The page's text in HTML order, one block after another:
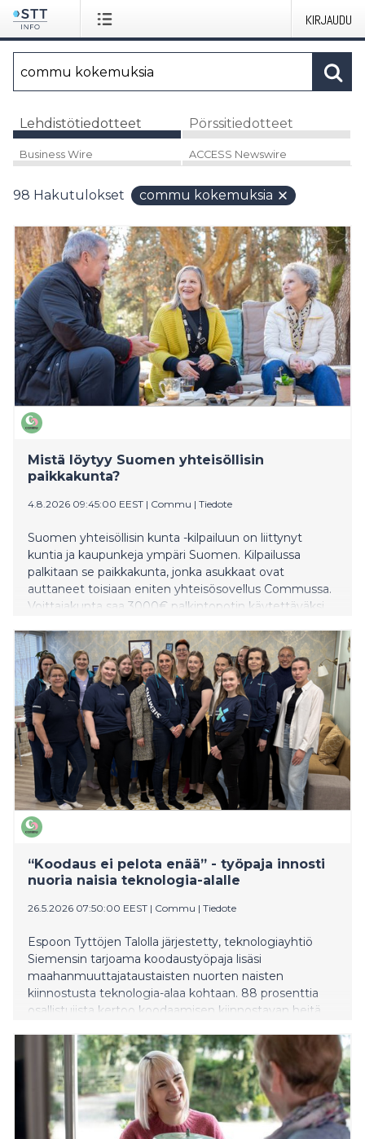
KIRJAUDU
Lehdistötiedotteet Pörssitiedotteet
Business Wire ACCESS Newswire
98 Hakutulokset commu kokemuksia
Mistä löytyy Suomen yhteisöllisin
paikkakunta?
4.8.2026 09:45:00 EEST | Commu | Tiedote
Suomen yhteisöllisin kunta -kilpailuun on liittynyt
kuntia ja kaupunkeja ympäri Suomen. Kilpailussa
palkitaan se paikkakunta, jonka asukkaat ovat
auttaneet toisiaan eniten yhteisösovellus Commussa.
Voittajakunta saa 3000€ palkintopotin käytettäväksi
yksinkertainen ajatus: yhteisöllisyys on yhteinen
vastuu, joka rakentuu arjen pienistä teoista.
“Koodaus ei pelota enää” - työpaja innosti
nuoria naisia teknologia-alalle
26.5.2026 07:50:00 EEST | Commu | Tiedote
Espoon Tyttöjen Talolla järjestetty, teknologiayhtiö
Siemensin tarjoama koodaustyöpaja lisäsi
maahanmuuttajataustaisten nuorten naisten
kiinnostusta teknologia-alaa kohtaan. 88 prosenttia
osallistujista kertoo koodaamisen kiinnostavan heitä